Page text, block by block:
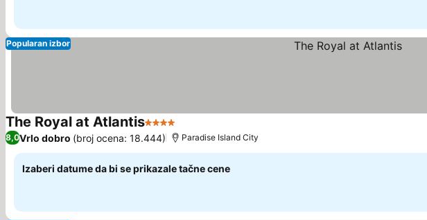
Popularan izbor
The Royal at Atlantis4 Zvezdice
8,0Vrlo dobro (broj ocena: 18.444) Paradise Island City
Izaberi datume da bi se prikazale tačne cene